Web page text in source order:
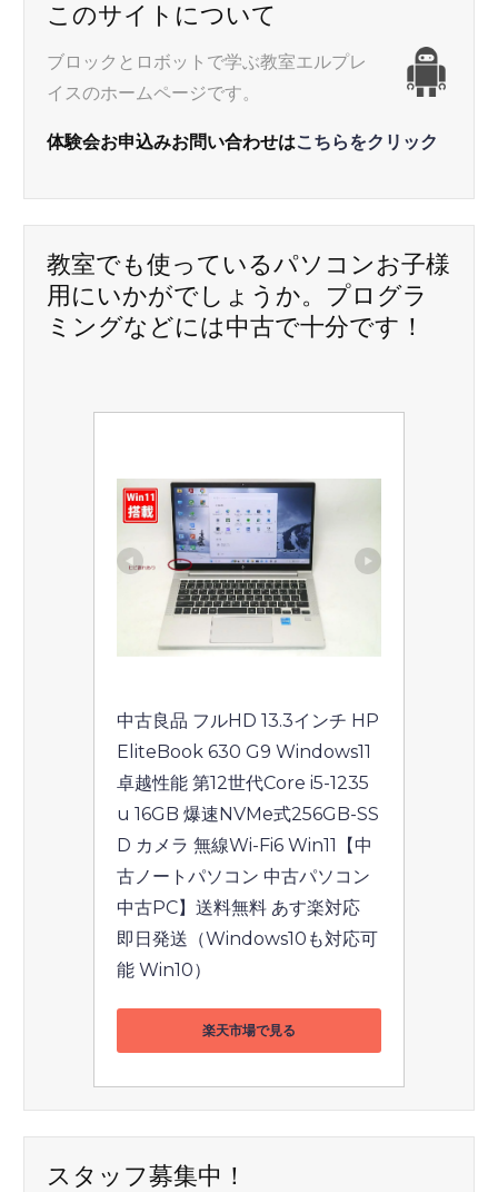
ー
シ
ン
このサイトについて
ブロックとロボットで学ぶ教室エルプレ
イスのホームページです。
体験会お申込みお問い合わせはこちらをクリック
教室でも使っているパソコンお子様
用にいかがでしょうか。プログラ
ミングなどには中古で十分です！
中古良品 フルHD 13.3インチ HP
EliteBook 630 G9 Windows11
卓越性能 第12世代Core i5-1235
u 16GB 爆速NVMe式256GB-SS
D カメラ 無線Wi-Fi6 Win11【中
古ノートパソコン 中古パソコン
中古PC】送料無料 あす楽対応
即日発送（Windows10も対応可
能 Win10）
楽天市場で見る
スタッフ募集中！